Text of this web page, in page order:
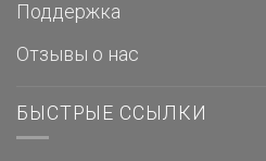
Поддержка
Отзывы о нас
БЫСТРЫЕ ССЫЛКИ